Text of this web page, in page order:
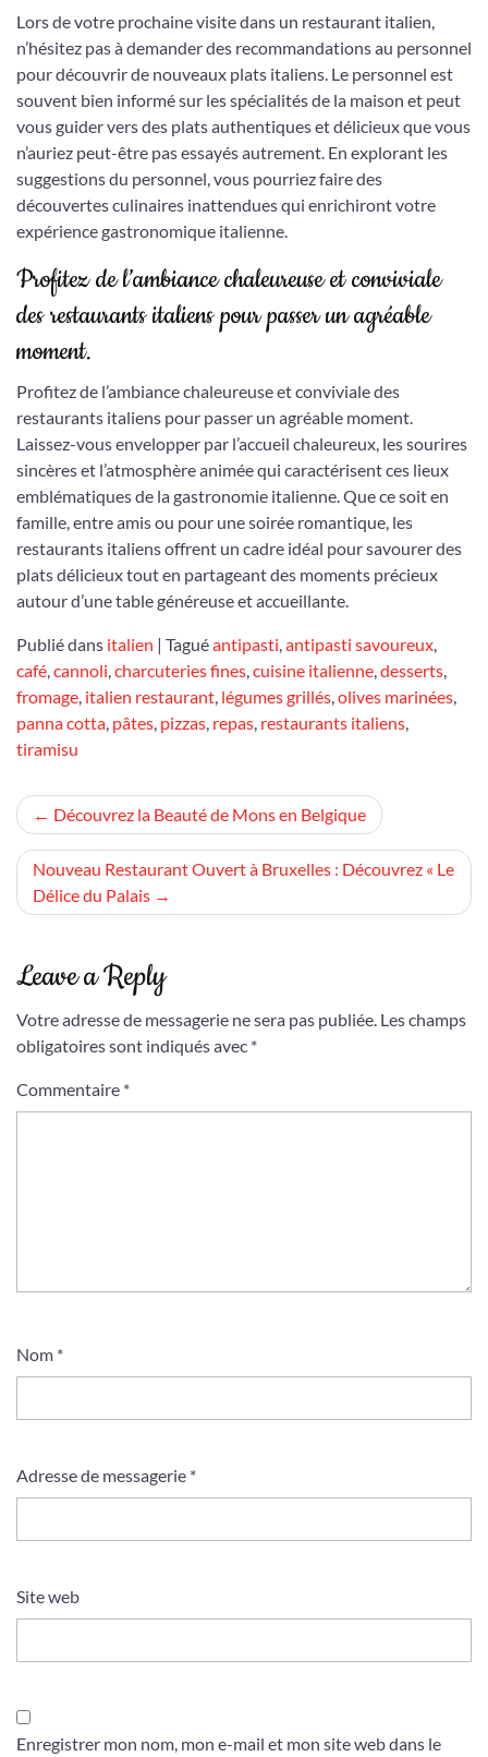
Lors de votre prochaine visite dans un restaurant italien,
n’hésitez pas à demander des recommandations au personnel
pour découvrir de nouveaux plats italiens. Le personnel est
souvent bien informé sur les spécialités de la maison et peut
vous guider vers des plats authentiques et délicieux que vous
n’auriez peut-être pas essayés autrement. En explorant les
suggestions du personnel, vous pourriez faire des
découvertes culinaires inattendues qui enrichiront votre
expérience gastronomique italienne.
Profitez de l’ambiance chaleureuse et conviviale
des restaurants italiens pour passer un agréable
moment.
Profitez de l’ambiance chaleureuse et conviviale des
restaurants italiens pour passer un agréable moment.
Laissez-vous envelopper par l’accueil chaleureux, les sourires
sincères et l’atmosphère animée qui caractérisent ces lieux
emblématiques de la gastronomie italienne. Que ce soit en
famille, entre amis ou pour une soirée romantique, les
restaurants italiens offrent un cadre idéal pour savourer des
plats délicieux tout en partageant des moments précieux
autour d’une table généreuse et accueillante.
Publié dans italien | Taguéantipasti antipasti savoureux
café cannoli charcuteries fines cuisine italienne desserts
fromage italien restaurant légumes grillés olives marinées
panna cotta pâtes pizzas repas restaurants italiens
tiramisu
Navigation
de
l’article
Découvrez la Beauté de Mons en Belgique
Nouveau Restaurant Ouvert à Bruxelles : Découvrez « Le
Délice du Palais
Leave a Reply
Votre adresse de messagerie ne sera pas publiée. Les champs
obligatoires sont indiqués avec *
Commentaire *
Nom *
Adresse de messagerie *
Site web
Enregistrer mon nom, mon e-mail et mon site web dans le